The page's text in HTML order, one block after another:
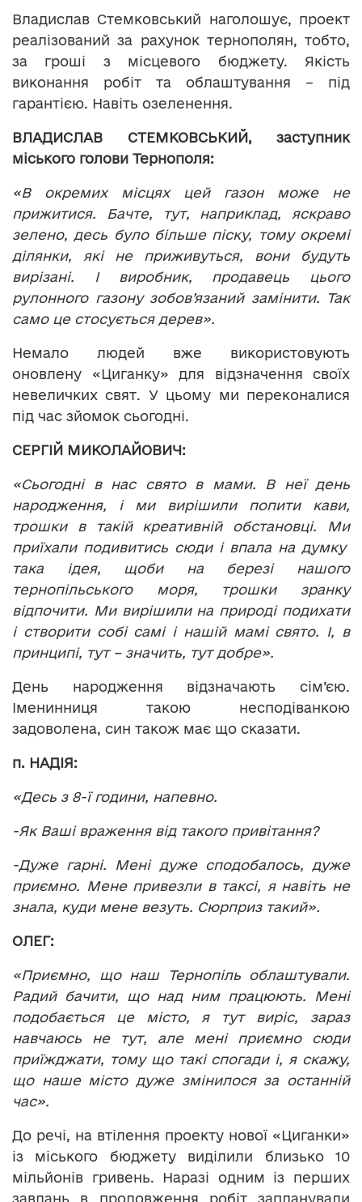
Владислав Стемковський наголошує, проект
реалізований за рахунок тернополян, тобто,
за гроші з місцевого бюджету. Якість
виконання робіт та облаштування – під
гарантією. Навіть озеленення.
ВЛАДИСЛАВ СТЕМКОВСЬКИЙ, заступник
міського голови Тернополя:
«В окремих місцях цей газон може не
прижитися. Бачте, тут, наприклад, яскраво
зелено, десь було більше піску, тому окремі
ділянки, які не приживуться, вони будуть
вирізані. І виробник, продавець цього
рулонного газону зобов’язаний замінити. Так
само це стосується дерев».
Немало людей вже використовують
оновлену «Циганку» для відзначення своїх
невеличких свят. У цьому ми переконалися
під час зйомок сьогодні.
СЕРГІЙ МИКОЛАЙОВИЧ:
«Сьогодні в нас свято в мами. В неї день
народження, і ми вирішили попити кави,
трошки в такій креативній обстановці. Ми
приїхали подивитись сюди і впала на думку
така ідея, щоби на березі нашого
тернопільського моря, трошки зранку
відпочити. Ми вирішили на природі подихати
і створити собі самі і нашій мамі свято. І, в
принципі, тут – значить, тут добре».
День народження відзначають сім’єю.
Іменинниця такою несподіванкою
задоволена, син також має що сказати.
п. НАДІЯ:
«Десь з 8-ї години, напевно.
-Як Ваші враження від такого привітання?
-Дуже гарні. Мені дуже сподобалось, дуже
приємно. Мене привезли в таксі, я навіть не
знала, куди мене везуть. Сюрприз такий».
ОЛЕГ:
«Приємно, що наш Тернопіль облаштували.
Радий бачити, що над ним працюють. Мені
подобається це місто, я тут виріс, зараз
навчаюсь не тут, але мені приємно сюди
приїжджати, тому що такі спогади і, я скажу,
що наше місто дуже змінилося за останній
час».
До речі, на втілення проекту нової «Циганки»
із міського бюджету виділили близько 10
мільйонів гривень. Наразі одним із перших
завдань в продовження робіт запланували